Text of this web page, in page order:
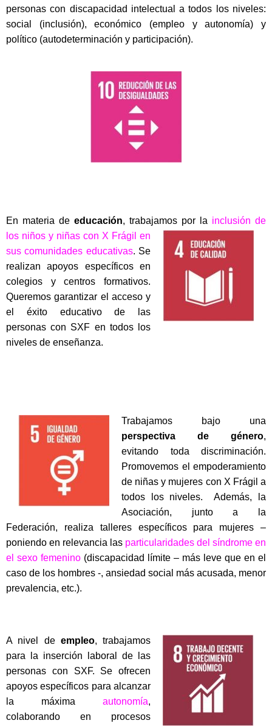
personas con discapacidad intelectual a todos los niveles:
social (inclusión), económico (empleo y autonomía) y
político (autodeterminación y participación).
En materia de educación, trabajamos por la inclusión de
los niños y niñas con X Frágil en
sus comunidades educativas. Se
realizan apoyos específicos en
colegios y centros formativos.
Queremos garantizar el acceso y
el éxito educativo de las
personas con SXF en todos los
niveles de enseñanza.
Trabajamos bajo una
perspectiva de género,
evitando toda discriminación.
Promovemos el empoderamiento
de niñas y mujeres con X Frágil a
todos los niveles. Además, la
Asociación, junto a la
Federación, realiza talleres específicos para mujeres –
poniendo en relevancia las particularidades del síndrome en
el sexo femenino (discapacidad límite – más leve que en el
caso de los hombres -, ansiedad social más acusada, menor
prevalencia, etc.).
A nivel de empleo, trabajamos
para la inserción laboral de las
personas con SXF. Se ofrecen
apoyos específicos para alcanzar
la máxima autonomía,
colaborando en procesos